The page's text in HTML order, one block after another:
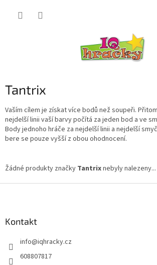
Tantrix
Vaším cílem je získat více bodů než soupeři.
nejdelší linii vaší barvy počítá za jeden bod a ve
Body jednoho hráče za nejdelší linii a nejdelší
bere se pouze vyšší z obou ohodnocení.
Žádné produkty značky Tantrixnebyly nalezeny...
Kontakt
info@iqhracky.cz
608807817